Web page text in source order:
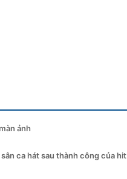
ảnh
ca hát sau thành công của hit